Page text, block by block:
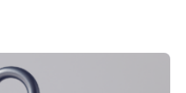
Marie Skłodowska-Curie
September werden sich
Jahren insgesamt 15